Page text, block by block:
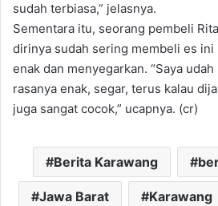
sudah terbiasa,” jelasnya.
Sementara itu, seorang pembeli
dirinya sudah sering membeli es ini
enak dan menyegarkan. “Saya
rasanya enak, segar, terus kalau
juga sangat cocok,” ucapnya. (cr)
Berita Karawang
Jawa Barat Karawang